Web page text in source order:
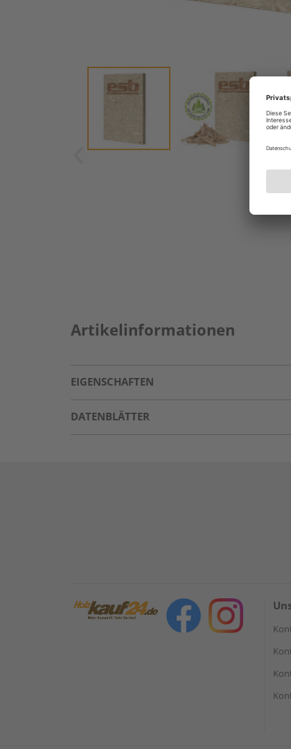
Artikelinformationen
EIGENSCHAFTEN
DATENBLÄTTER